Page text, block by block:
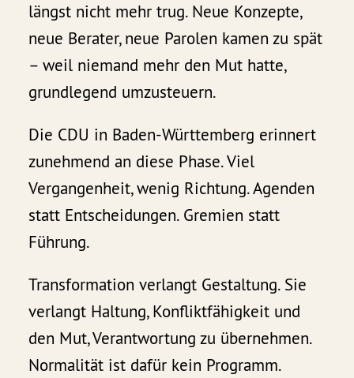
längst nicht mehr trug. Neue Konzepte,
neue Berater, neue Parolen kamen zu spät
– weil niemand mehr den Mut hatte,
grundlegend umzusteuern.
Die CDU in Baden-Württemberg erinnert
zunehmend an diese Phase. Viel
Vergangenheit, wenig Richtung. Agenden
statt Entscheidungen. Gremien statt
Führung.
Transformation verlangt Gestaltung. Sie
verlangt Haltung, Konfliktfähigkeit und
den Mut, Verantwortung zu übernehmen.
Normalität ist dafür kein Programm.